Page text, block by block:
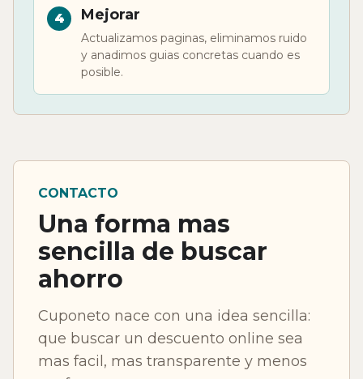
Mejorar
Actualizamos paginas, eliminamos ruido
y anadimos guias concretas cuando es
posible.
CONTACTO
Una forma mas
sencilla de buscar
ahorro
Cuponeto nace con una idea sencilla:
que buscar un descuento online sea
mas facil, mas transparente y menos